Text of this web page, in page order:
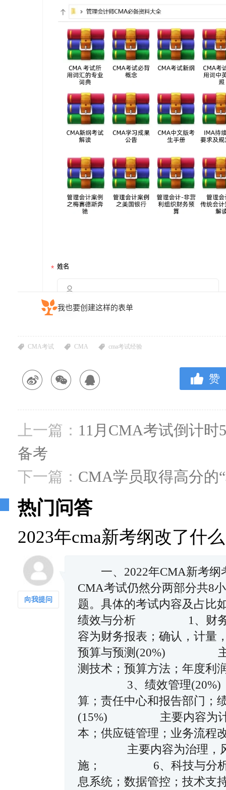
CMA考试 CMA cma考试经验
赞
上一篇： 11月CMA考试倒计时
备考
下一篇： CMA学员取得高分的
热门问答
2023年cma新考纲改了什
向我提问
一、2022年CMA新
CMA考试仍然分两部分共8
题。具体的考试内容及
绩效与分析 1、财
容为财务报表；确认，
预算与预测(20%) 主要
测技术；预算方法；年度利
3、绩效管理(20%)
算；责任中心和报告部
(15%) 主要内容为计量
本；供应链管理；业务
主要内容为治理，风险
施； 6、科技与分
息系统；数据管控；技术